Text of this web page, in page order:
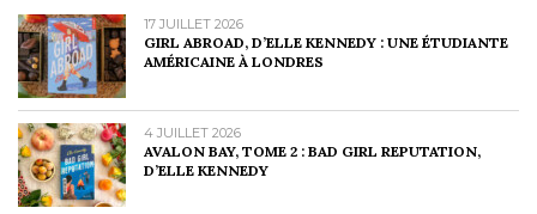
17 JUILLET 2026
GIRL ABROAD, D’ELLE KENNEDY : UNE ÉTUDIANTE
AMÉRICAINE À LONDRES
4 JUILLET 2026
AVALON BAY, TOME 2 : BAD GIRL REPUTATION,
D’ELLE KENNEDY